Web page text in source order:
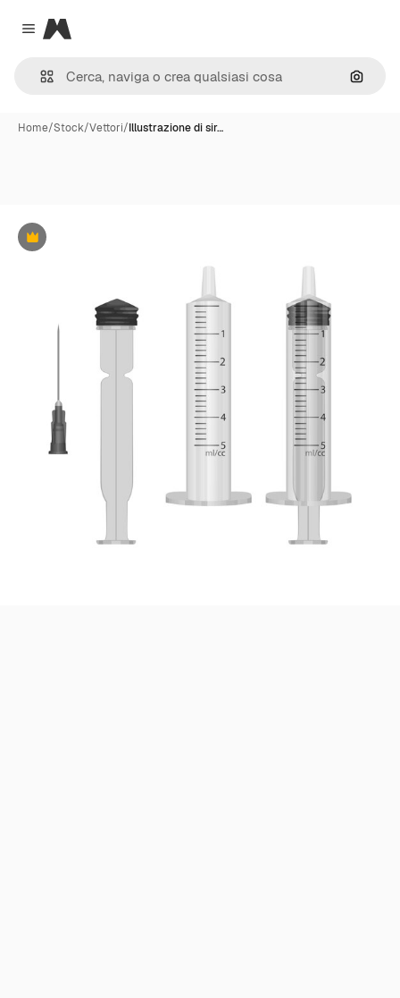
Close menu
Magnific
Cerca
Home/Stock/Vettori/Illustrazione di sir…
Premium